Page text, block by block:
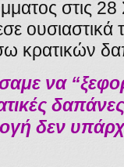
στις
ουσιαστικά
κρατικών
να
δεν